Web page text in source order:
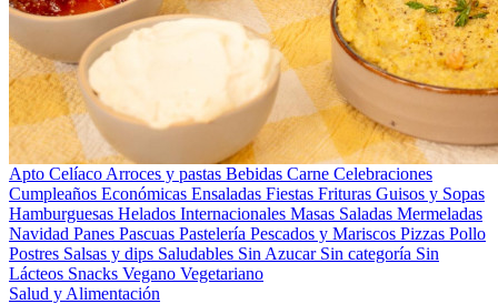
Apto Celíaco Arroces y pastas Bebidas Carne Celebraciones
Cumpleaños Económicas Ensaladas Fiestas Frituras Guisos y Sopas
Hamburguesas Helados Internacionales Masas Saladas Mermeladas
Navidad Panes Pascuas Pastelería Pescados y Mariscos Pizzas Pollo
Postres Salsas y dips Saludables Sin Azucar Sin categoría Sin
Lácteos Snacks Vegano Vegetariano
Salud y Alimentación